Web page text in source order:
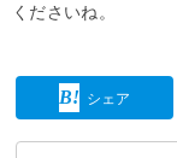
くださいね。
シェア